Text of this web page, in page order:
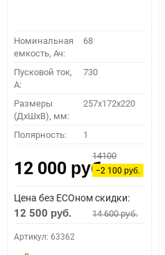
Номинальная
емкость, Ач:
68
Пусковой ток,
A:
730
Размеры
(ДхШхВ), мм:
257x172x220
Полярность: 1
12 000 руб.
14100
−2 100руб.
Цена без ECOном скидки:
12 500 руб. 14 600руб.
Артикул: 63362